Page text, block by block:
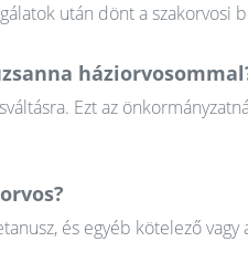
után dönt a szakorvosi
Ezt az
és egyéb kötelező vagy